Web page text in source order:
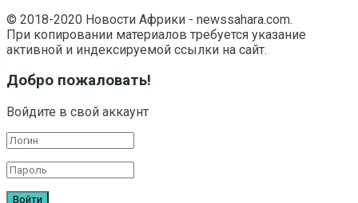
© 2018-2020 Новости Африки - newssahara.com.
При копировании материалов требуется указание
активной и индексируемой ссылки на сайт.
Добро пожаловать!
Войдите в свой аккаунт